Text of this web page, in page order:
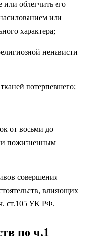
или облегчить его
или
характера;
ненависти
потерпевшего;
от восьми до
пожизненным
совершения
влияющих
ст.105 УК РФ.
по ч.1